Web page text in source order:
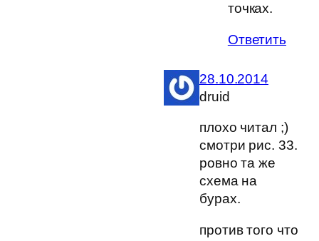
точках.
Ответить
28.10.2014
druid
плохо читал ;)
смотри рис. 33.
ровно та же
схема на
бурах.
против того что